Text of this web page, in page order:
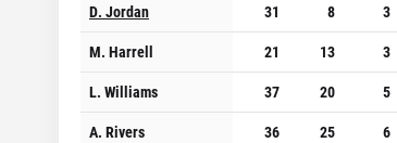
D. Jordan
31 8 3
M. Harrell
21 13 3
L. Williams
37 20 5
A. Rivers
36 25 6